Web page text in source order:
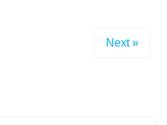
Next »